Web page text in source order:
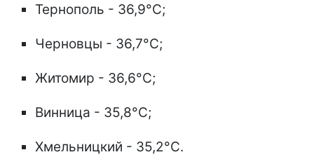
Тернополь - 36,9°C;
Черновцы - 36,7°C;
Житомир - 36,6°C;
Винница - 35,8°C;
Хмельницкий - 35,2°C.